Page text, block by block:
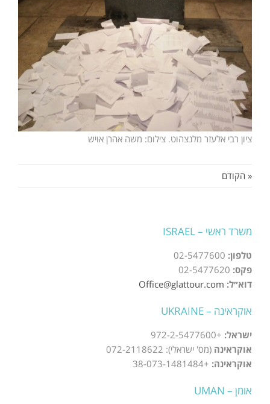
ציון רבי אלעזר מלנצהוט. צילום: משה אהרן אויש
« הקודם
משרד ראשי – ISRAEL
טלפון:
פקס:
דוא״ל: Office@glattour.com
אוקראינה – UKRAINE
ישראל: +972-2-5477600
אוקראינה (מס' ישראלי): 072-2118622
אוקראינה: +38-073-1481484
אומן – UMAN